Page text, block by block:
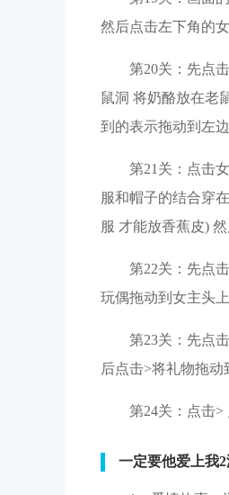
然后点击左下角的
第20关：先点
鼠洞 将奶酪放在老
到的表示拖动到左
第21关：点击
服和帽子的结合穿
服 才能放香蕉皮)
第22关：先点
玩偶拖动到女主头
第23关：先点
后点击>将礼物拖动
第24关：点击>
一定要他爱上我